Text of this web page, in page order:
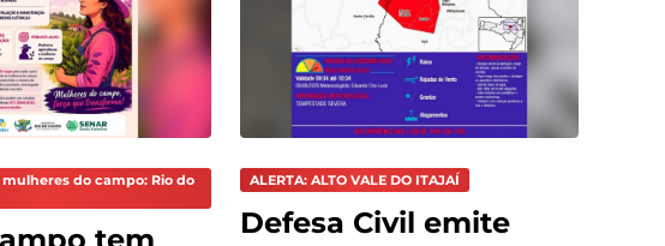
do campo: Rio do
ALERTA: ALTO VALE DO ITAJAÍ
Defesa Civil emite